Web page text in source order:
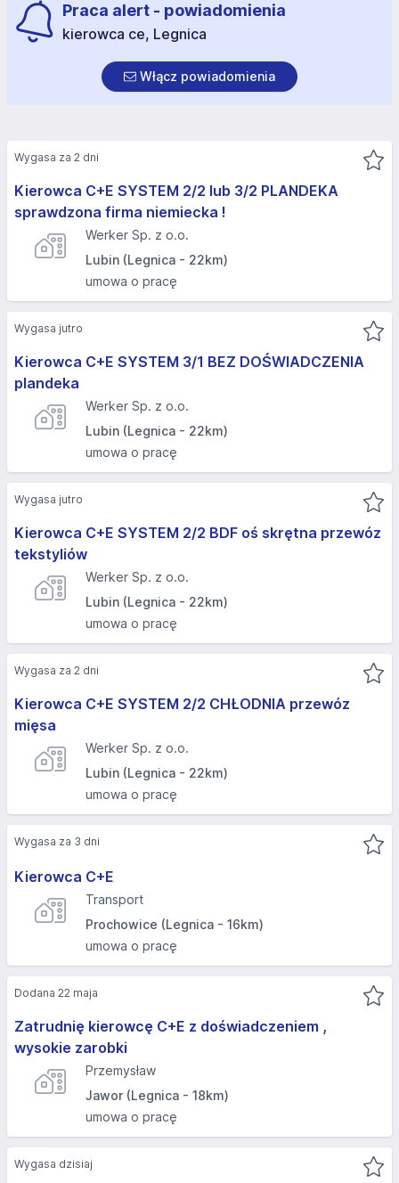
Praca alert - powiadomienia
kierowca ce, Legnica
Włącz powiadomienia
Kierowca C+E SYSTEM 2/2 lub 3/2 PLANDEKA
sprawdzona firma niemiecka !
Werker Sp. z o.o.
Lubin (Legnica - 22km)
umowa o pracę
Wygasa za 2 dni
Kierowca C+E SYSTEM 3/1 BEZ DOŚWIADCZENIA
plandeka
Werker Sp. z o.o.
Lubin (Legnica - 22km)
umowa o pracę
Wygasa jutro
Kierowca C+E SYSTEM 2/2 BDF oś skrętna przewóz
tekstyliów
Werker Sp. z o.o.
Lubin (Legnica - 22km)
umowa o pracę
Wygasa jutro
Kierowca C+E SYSTEM 2/2 CHŁODNIA przewóz
mięsa
Werker Sp. z o.o.
Lubin (Legnica - 22km)
umowa o pracę
Wygasa za 2 dni
Kierowca C+E
Transport
Prochowice (Legnica - 16km)
umowa o pracę
Wygasa za 3 dni
Zatrudnię kierowcę C+E z doświadczeniem ,
wysokie zarobki
Przemysław
Jawor (Legnica - 18km)
umowa o pracę
Dodana 22 maja
Wygasa dzisiaj